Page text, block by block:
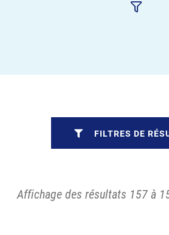
Affichage des résultats 157 à
FILTRES DE